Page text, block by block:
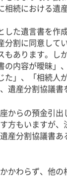
相続における遺
た遺言書を作
分割に同意して
もあります。し
の内容が曖昧」
た」、「相続人
産分割協議書
からの預金引
方もいますが
産分割協議書
かわらず、他